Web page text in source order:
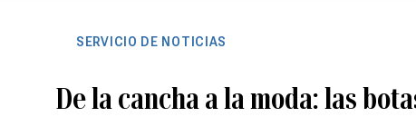
SERVICIO DE NOTICIAS
De la cancha a la moda: las